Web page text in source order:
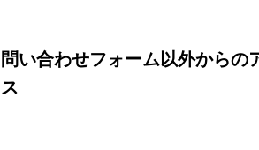
問い合わせフォーム以外からの
ス